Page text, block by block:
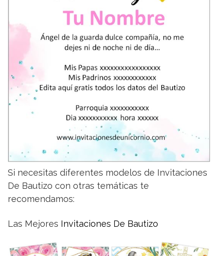
Si necesitas diferentes modelos de Invitaciones
De Bautizo con otras temáticas te
recomendamos:
Las Mejores Invitaciones De Bautizo